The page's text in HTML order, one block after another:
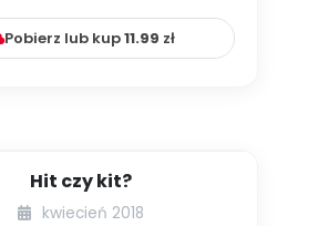
Pobierz lub kup11.99 zł
Hit czy kit?
kwiecień 2018